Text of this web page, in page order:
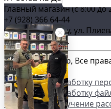
Главный магазин (c 8:00 до
+7 (928) 366 64-44
г. Ростов-на-Дону, ул.
Загрузка карты ...
© 2026 GMA-Shop, Все
Согласие на обработку
Согласие на обработку
Согласие на получение